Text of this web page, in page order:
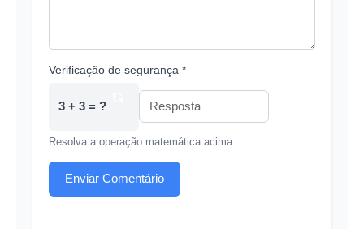
Verificação de segurança *
3 + 3 = ?
Resolva a operação matemática acima
Enviar Comentário